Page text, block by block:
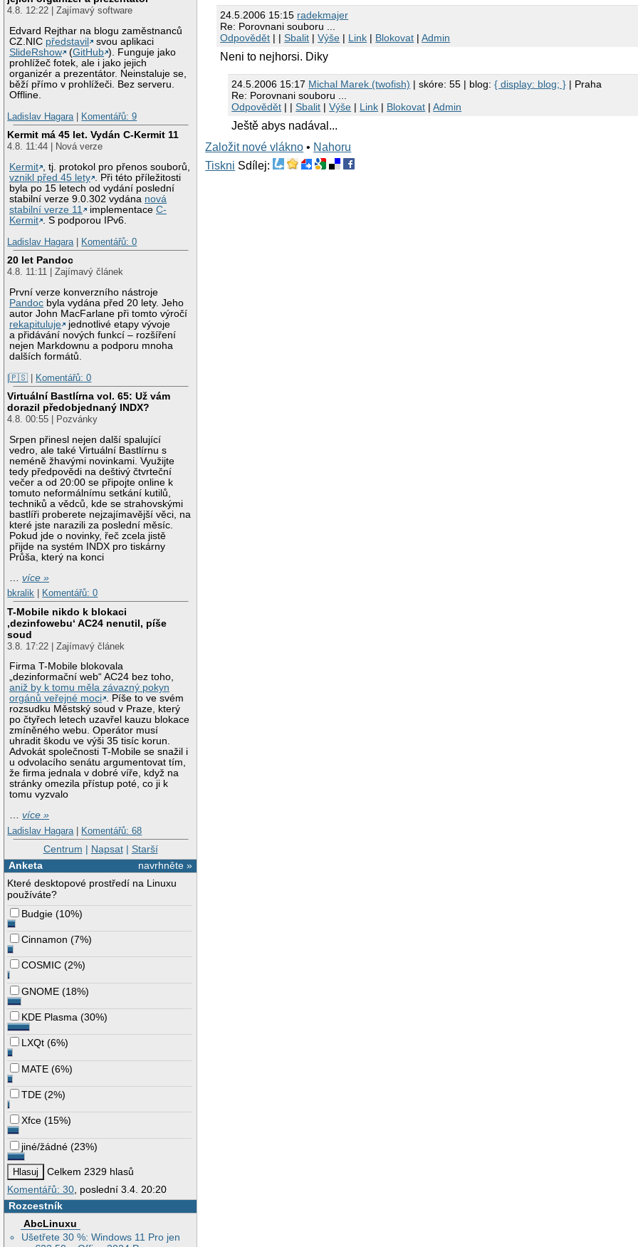
4.8. 12:22 | Zajímavý software
Edvard Rejthar na blogu zaměstnanců
CZ.NIC představil
svou aplikaci
SlideRshow
(GitHub ). Funguje jako
prohlížeč fotek, ale i jako jejich
organizér a prezentátor. Neinstaluje se,
běží přímo v prohlížeči. Bez serveru.
Offline.
Ladislav Hagara | Komentářů: 9
Kermit má 45 let. Vydán C-Kermit 11
4.8. 11:44 | Nová verze
Kermit , tj. protokol pro přenos souborů,
vznikl před 45 lety . Při této příležitosti
byla po 15 letech od vydání poslední
stabilní verze 9.0.302 vydána nová
stabilní verze 11
implementaceC-
Kermit . S podporou IPv6.
Ladislav Hagara | Komentářů: 0
20 let Pandoc
4.8. 11:11 | Zajímavý článek
První verze konverzního nástroje
Pandoc byla vydána před 20 lety. Jeho
autor John MacFarlane při tomto výročí
rekapituluje
jednotlivé etapy vývoje
a přidávání nových funkcí – rozšíření
nejen Markdownu a podporu mnoha
dalších formátů.
|🇵🇸 | Komentářů: 0
Virtuální Bastlírna vol. 65: Už vám
dorazil předobjednaný INDX?
4.8. 00:55 | Pozvánky
Srpen přinesl nejen další spalující
vedro, ale také Virtuální Bastlírnu s
neméně žhavými novinkami. Využijte
tedy předpovědi na deštivý čtvrteční
večer a od 20:00 se připojte online k
tomuto neformálnímu setkání kutilů,
techniků a vědců, kde se strahovskými
bastlíři proberete nejzajímavější věci, na
které jste narazili za poslední měsíc.
Pokud jde o novinky, řeč zcela jistě
přijde na systém INDX pro tiskárny
Průša, který na konci
…více »
bkralik
Komentářů: 0
T-Mobile nikdo k blokaci
‚dezinfowebu‘ AC24 nenutil, píše
soud
3.8. 17:22 | Zajímavý článek
Firma T-Mobile blokovala
„dezinformační web“ AC24 bez toho,
aniž by k tomu měla závazný pokyn
orgánů veřejné moci . Píše to ve svém
rozsudku Městský soud v Praze, který
po čtyřech letech uzavřel kauzu blokace
zmíněného webu. Operátor musí
uhradit škodu ve výši 35 tisíc korun.
Advokát společnosti T-Mobile se snažil i
u odvolacího senátu argumentovat tím,
že firma jednala v dobré víře, když na
stránky omezila přístup poté, co ji k
tomu vyzvalo
…více »
Ladislav Hagara | Komentářů: 68
Centrum | Napsat| Starší
navrhněte »
Anketa
Které desktopové prostředí na Linuxu
používáte?
Budgie (10%)
Cinnamon (7%)
COSMIC (2%)
GNOME (18%)
KDE Plasma (30%)
LXQt (6%)
MATE (6%)
TDE (2%)
Xfce (15%)
jiné/žádné (23%)
Celkem 2329 hlasů
Komentářů: 30, poslední 3.4. 20:20
Rozcestník
AbcLinuxu
Ušetřete 30 %: Windows 11 Pro jen
24.5.2006 15:15 radekmajer
Re: Porovnani souboru ...
Odpovědět | |Sbalit |Výše | Link | Blokovat |Admin
Neni to nejhorsi. Diky
24.5.2006 15:17 Michal Marek (twofish) | skóre: 55 | blog:{ display: blog; } | Praha
Re: Porovnani souboru ...
Odpovědět | |Sbalit |Výše | Link | Blokovat |Admin
Ještě abys nadával...
Založit nové vlákno • Nahoru
Tiskni Sdílej: